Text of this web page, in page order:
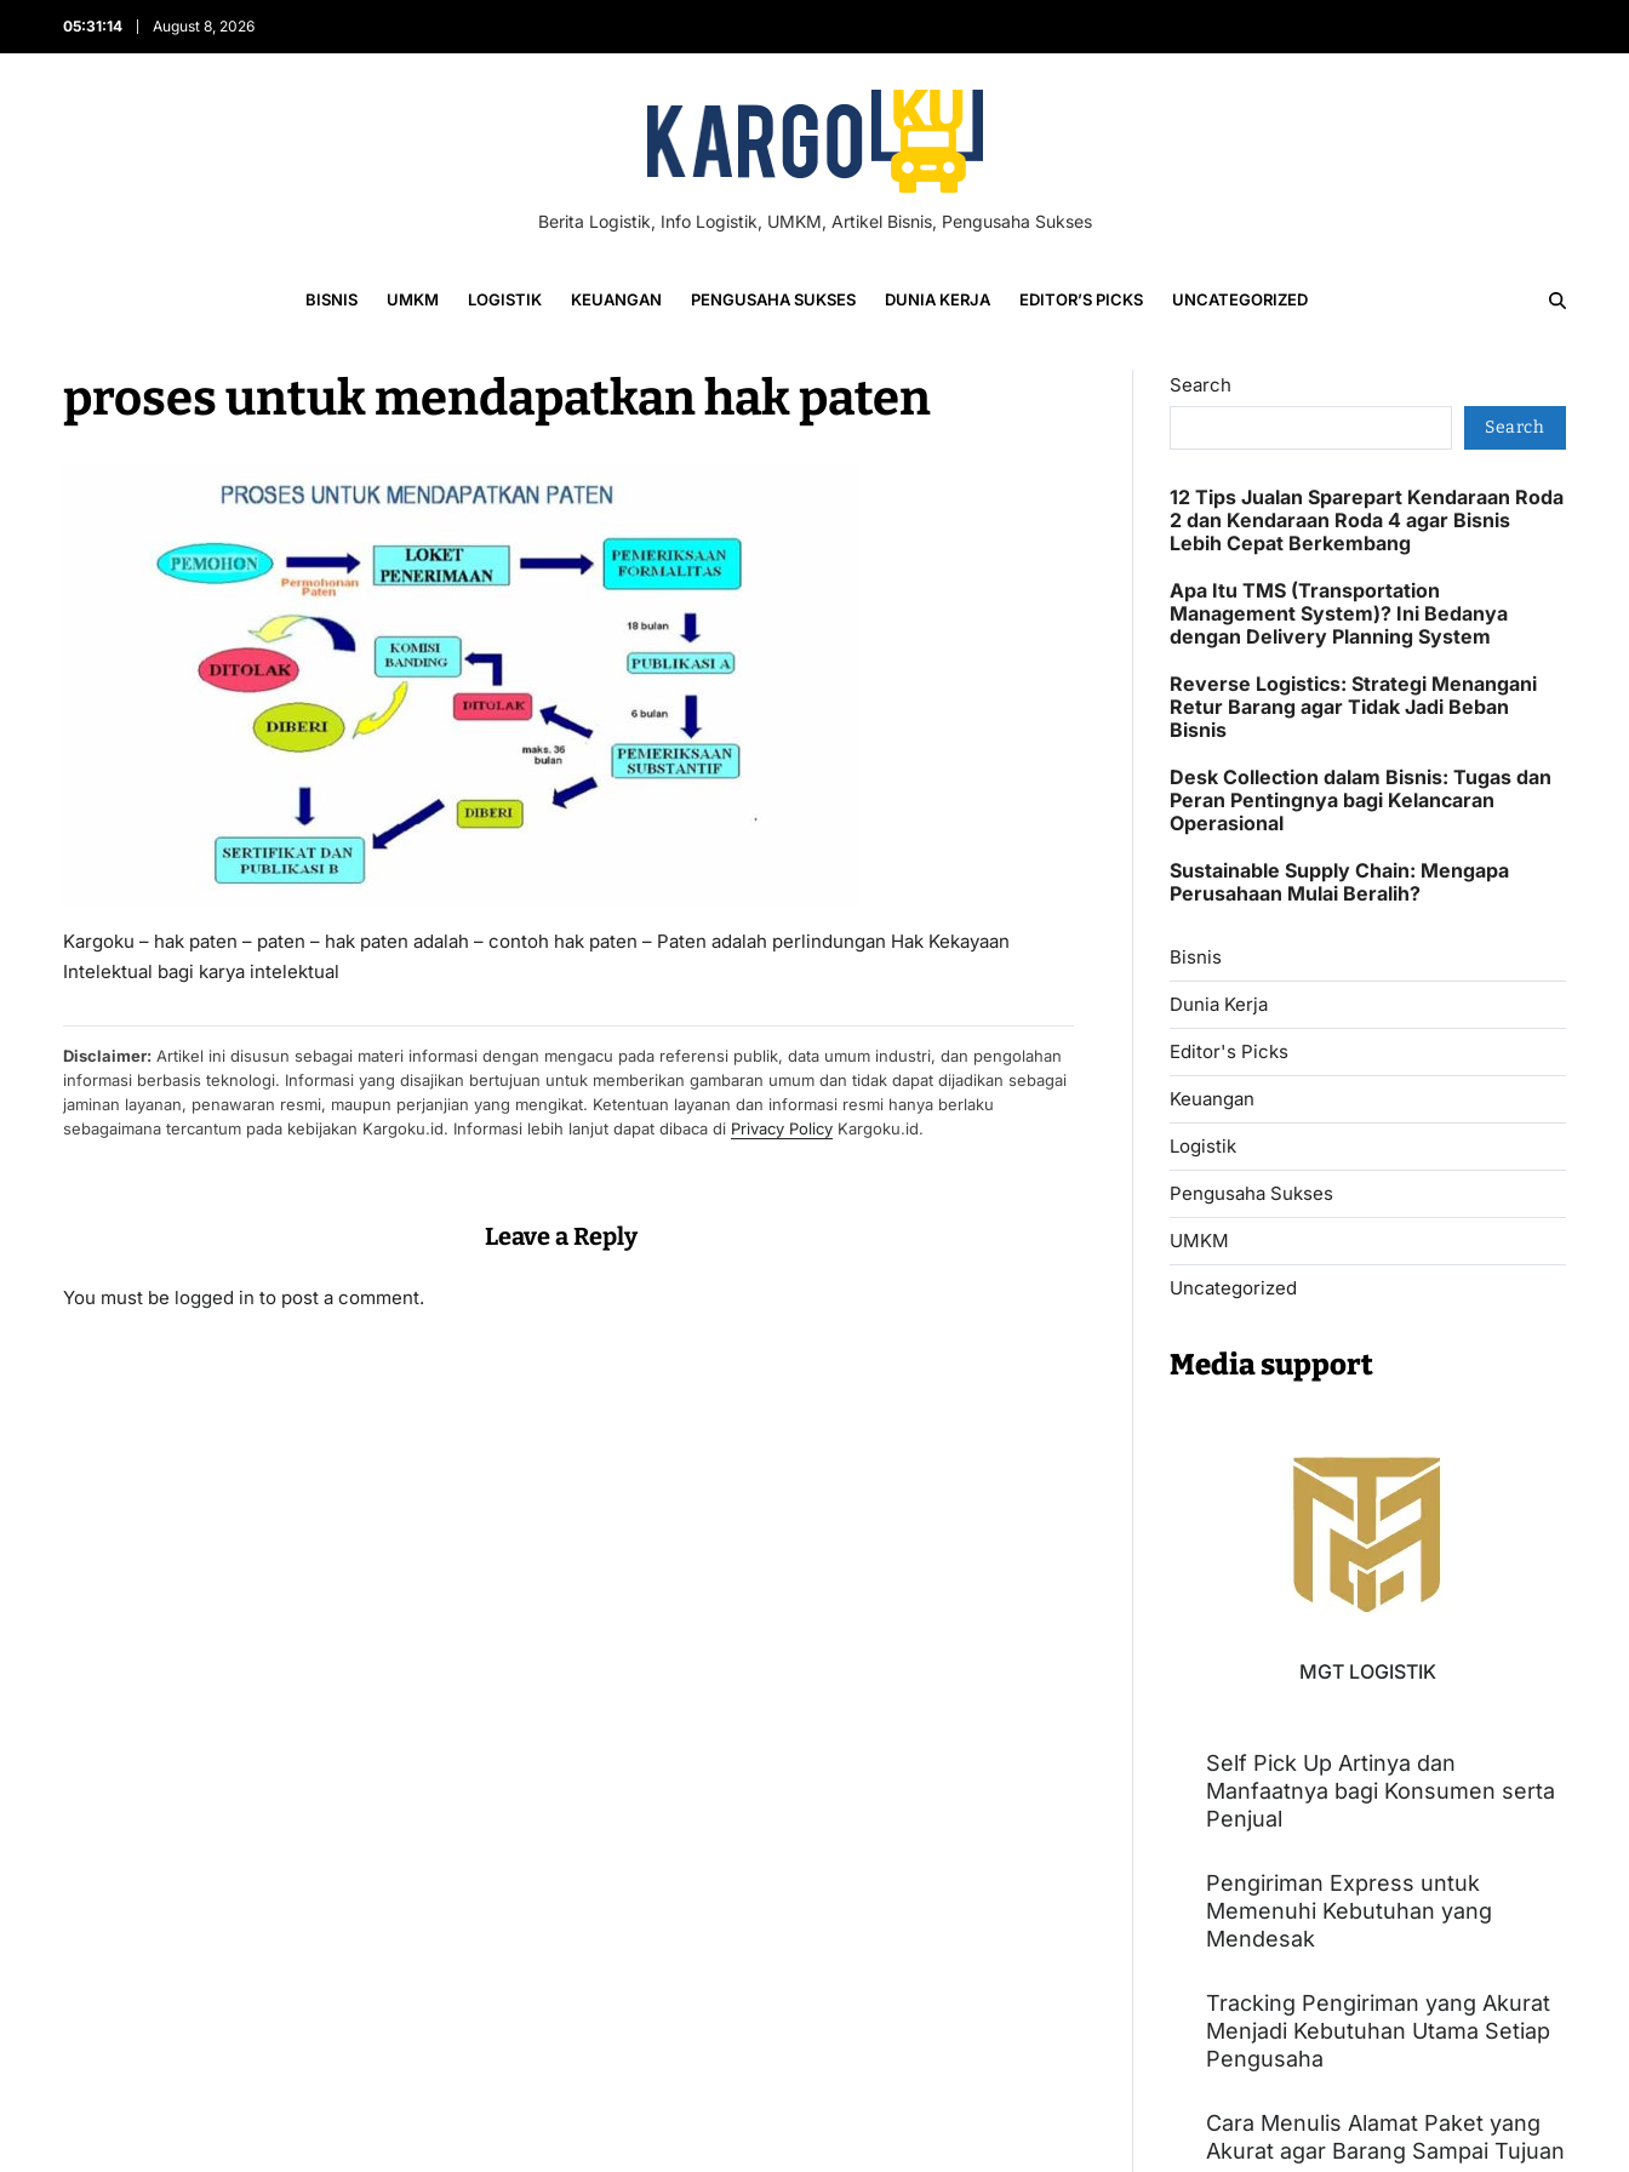
05:31:14 August 8, 2026
Berita Logistik, Info Logistik, UMKM, Artikel Bisnis, Pengusaha Sukses
BISNIS UMKM LOGISTIK KEUANGAN PENGUSAHA SUKSES DUNIA KERJA EDITOR’S PICKS UNCATEGORIZED
proses untuk mendapatkan hak paten
Kargoku – hak paten – paten – hak paten adalah – contoh hak paten – Paten adalah perlindungan Hak Kekayaan
Intelektual bagi karya intelektual
Disclaimer: Artikel ini disusun sebagai materi informasi dengan mengacu pada referensi publik, data umum industri, dan pengolahan
informasi berbasis teknologi. Informasi yang disajikan bertujuan untuk memberikan gambaran umum dan tidak dapat dijadikan sebagai
jaminan layanan, penawaran resmi, maupun perjanjian yang mengikat. Ketentuan layanan dan informasi resmi hanya berlaku
sebagaimana tercantum pada kebijakan Kargoku.id. Informasi lebih lanjut dapat dibaca di Privacy Policy Kargoku.id.
Leave a Reply
You must be logged in to post a comment.
Search
Search
12 Tips Jualan Sparepart Kendaraan Roda
2 dan Kendaraan Roda 4 agar Bisnis
Lebih Cepat Berkembang
Apa Itu TMS (Transportation
Management System)? Ini Bedanya
dengan Delivery Planning System
Reverse Logistics: Strategi Menangani
Retur Barang agar Tidak Jadi Beban
Bisnis
Desk Collection dalam Bisnis: Tugas dan
Peran Pentingnya bagi Kelancaran
Operasional
Sustainable Supply Chain: Mengapa
Perusahaan Mulai Beralih?
Bisnis
Dunia Kerja
Editor's Picks
Keuangan
Logistik
Pengusaha Sukses
UMKM
Uncategorized
Media support
MGT LOGISTIK
Self Pick Up Artinya dan
Manfaatnya bagi Konsumen serta
Penjual
Pengiriman Express untuk
Memenuhi Kebutuhan yang
Mendesak
Tracking Pengiriman yang Akurat
Menjadi Kebutuhan Utama Setiap
Pengusaha
Cara Menulis Alamat Paket yang
Akurat agar Barang Sampai Tujuan